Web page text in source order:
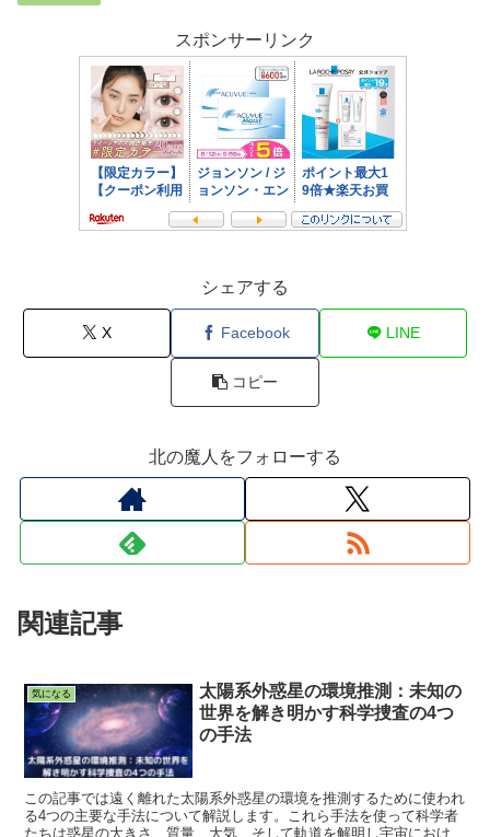
スポンサーリンク
シェアする
X Facebook LINE
コピー
北の魔人をフォローする
関連記事
気になる
太陽系外惑星の環境推測：未知の
世界を解き明かす科学捜査の4つ
の手法
この記事では遠く離れた太陽系外惑星の環境を推測するために使われ
る4つの主要な手法について解説します。これら手法を使って科学者
たちは惑星の大きさ、質量、大気、そして軌道を解明し宇宙における